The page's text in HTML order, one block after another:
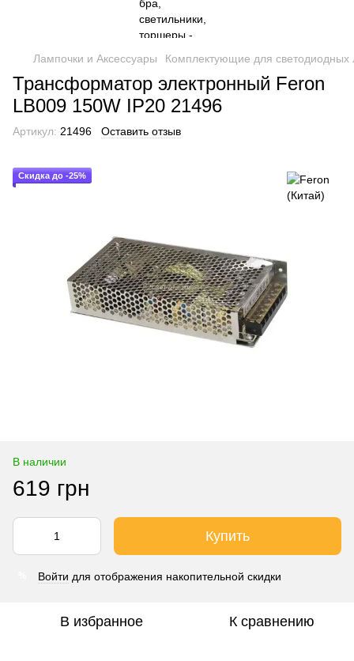
Лампочки и Аксессуары Комплектующие для светодиодных
Трансформатор электронный Feron
LB009 150W IP20 21496
Артикул: 21496 Оставить отзыв
Скидка до -25%
В наличии
619 грн
Купить
Войти для отображения накопительной скидки
В избранное К сравнению